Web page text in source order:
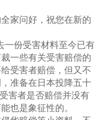
家问好，祝您在新的
一份受害材料至今已有
一些有关受害赔偿的
受害者赔偿，但又不
准备在日本投降五十
害者是否赔偿并没有
也是象征性的。